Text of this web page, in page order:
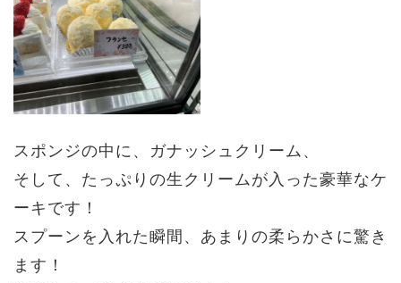
スポンジの中に、ガナッシュクリーム、
そして、たっぷりの生クリームが入った豪華なケ
ーキです！
スプーンを入れた瞬間、あまりの柔らかさに驚き
ます！